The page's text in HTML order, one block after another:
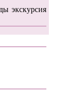
экскурсия